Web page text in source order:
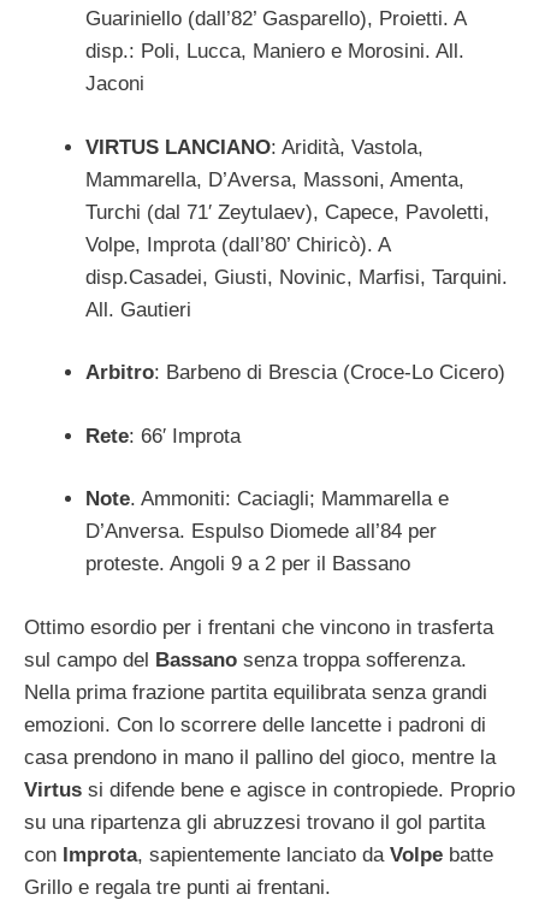
Guariniello (dall’82’ Gasparello), Proietti. A
disp.: Poli, Lucca, Maniero e Morosini. All.
Jaconi
VIRTUS LANCIANO: Aridità, Vastola,
Mammarella, D’Aversa, Massoni, Amenta,
Turchi (dal 71′ Zeytulaev), Capece, Pavoletti,
Volpe, Improta (dall’80’ Chiricò). A
disp.Casadei, Giusti, Novinic, Marfisi, Tarquini.
All. Gautieri
Arbitro: Barbeno di Brescia (Croce-Lo Cicero)
Rete: 66′ Improta
Note. Ammoniti: Caciagli; Mammarella e
D’Anversa. Espulso Diomede all’84 per
proteste. Angoli 9 a 2 per il Bassano
Ottimo esordio per i frentani che vincono in trasferta
sul campo del Bassano senza troppa sofferenza.
Nella prima frazione partita equilibrata senza grandi
emozioni. Con lo scorrere delle lancette i padroni di
casa prendono in mano il pallino del gioco, mentre la
Virtus si difende bene e agisce in contropiede. Proprio
su una ripartenza gli abruzzesi trovano il gol partita
con Improta, sapientemente lanciato da Volpe batte
Grillo e regala tre punti ai frentani.